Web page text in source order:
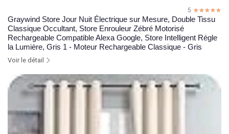
5 ☆☆☆☆☆
★★★★★
Graywind Store Jour Nuit Électrique sur Mesure, Double Tissu
Classique Occultant, Store Enrouleur Zébré Motorisé
Rechargeable Compatible Alexa Google, Store Intelligent Régle
la Lumière, Gris 1 - Moteur Rechargeable Classique - Gris
Voir le détail